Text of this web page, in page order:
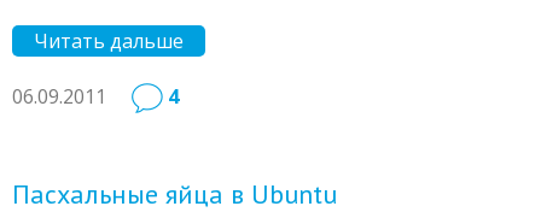
Читать дальше
06.09.2011 4
Пасхальные яйца в Ubuntu